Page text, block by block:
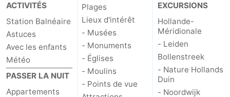
Forum
Route
-
Stationnement
Courtier
ACTIVITÉS
Station Balnéaire
Astuces
Avec les enfants
Météo
PASSER LA NUIT
Appartements
Plages
Lieux d'intérêt
- Musées
- Monuments
- Églises
- Moulins
- Points de vue
EXCURSIONS
Hollande-
Méridionale
- Leiden
Bollenstreek
- Nature Hollands
Duin
- Noordwijk